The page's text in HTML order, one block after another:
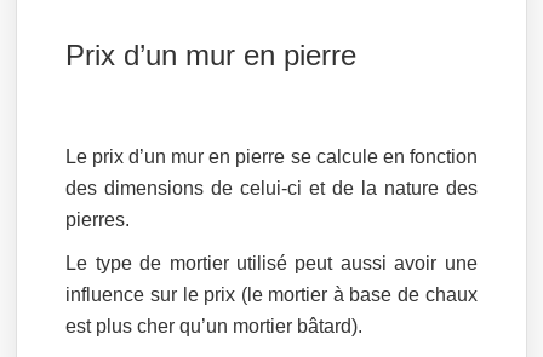
Prix d’un mur en pierre
Le prix d’un mur en pierre se calcule en fonction
des dimensions de celui-ci et de la nature des
pierres.
Le type de mortier utilisé peut aussi avoir une
influence sur le prix (le mortier à base de chaux
est plus cher qu’un mortier bâtard).